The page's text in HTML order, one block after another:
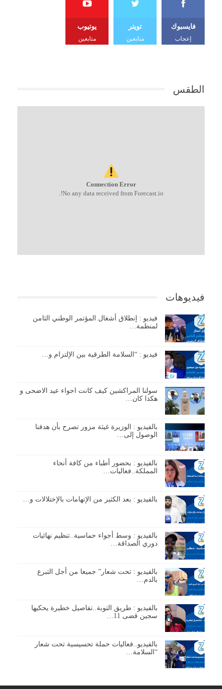
فايسبوك
إعجاب
تويتر
متابعين
يوتيوب
متابعين
الطقس
Connection Error
No any data received from Forecast.io!.
فيديوهات
فيديو : إنطلاق أشغال المؤتمر الوطني الثامن
لمنظمة…
فيديو : “السلامة الطرقية بين الإلتزام و…
سولنا المراكشين كيف كانت اجواء عيد الاضحى و
هكذا كان…
بالفيديو : الوزيرة غيثة مزور تصرح بأن هدفنا
الوصول إلى…
بالفيديو : بحضور أطباء من كافة أنحاء
المملكة..فعاليات…
بالفيديو : بعد الكثير من الإتهامات بالإختلالات و…
بالفيديو : وسط أجواء حماسية..تنظيم نهائيات
دوري الصداقة…
بالفيديو : تحت شعار” جميعا من أجل التبرع
بالدم…
بالفيديو : طريق التوبة..تفاصيل خطيرة يحكيها
سجين قضى 11…
بالفيديو..فعاليات حملة تحسيسية تحت شعار
“السلامة…